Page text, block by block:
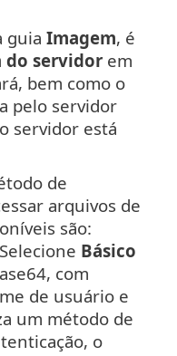
guia Imagem, é
do servidor em
bem como o
pelo servidor
servidor está
de
arquivos de
são:
Básico
com
de usuário e
um método de
o